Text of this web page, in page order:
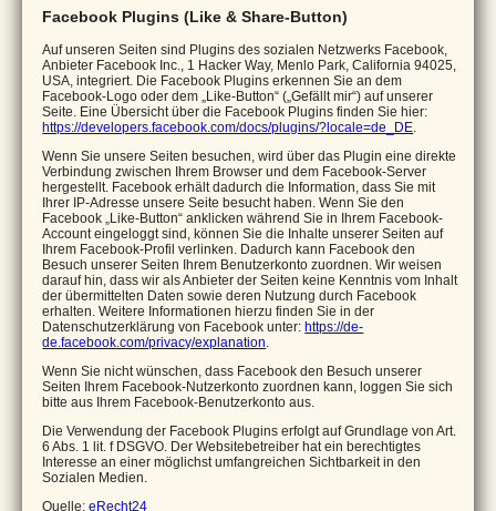
Facebook Plugins (Like & Share-Button)
Auf unseren Seiten sind Plugins des sozialen Netzwerks Facebook,
Anbieter Facebook Inc., 1 Hacker Way, Menlo Park, California 94025,
USA, integriert. Die Facebook Plugins erkennen Sie an dem
Facebook-Logo oder dem „Like-Button“ („Gefällt mir“) auf unserer
Seite. Eine Übersicht über die Facebook Plugins finden Sie hier:
https://developers.facebook.com/docs/plugins/?locale=de_DE.
Wenn Sie unsere Seiten besuchen, wird über das Plugin eine direkte
Verbindung zwischen Ihrem Browser und dem Facebook-Server
hergestellt. Facebook erhält dadurch die Information, dass Sie mit
Ihrer IP-Adresse unsere Seite besucht haben. Wenn Sie den
Facebook „Like-Button“ anklicken während Sie in Ihrem Facebook-
Account eingeloggt sind, können Sie die Inhalte unserer Seiten auf
Ihrem Facebook-Profil verlinken. Dadurch kann Facebook den
Besuch unserer Seiten Ihrem Benutzerkonto zuordnen. Wir weisen
darauf hin, dass wir als Anbieter der Seiten keine Kenntnis vom Inhalt
der übermittelten Daten sowie deren Nutzung durch Facebook
erhalten. Weitere Informationen hierzu finden Sie in der
Datenschutzerklärung von Facebook unter: https://de-
de.facebook.com/privacy/explanation.
Wenn Sie nicht wünschen, dass Facebook den Besuch unserer
Seiten Ihrem Facebook-Nutzerkonto zuordnen kann, loggen Sie sich
bitte aus Ihrem Facebook-Benutzerkonto aus.
Die Verwendung der Facebook Plugins erfolgt auf Grundlage von Art.
6 Abs. 1 lit. f DSGVO. Der Websitebetreiber hat ein berechtigtes
Interesse an einer möglichst umfangreichen Sichtbarkeit in den
Sozialen Medien.
Quelle:eRecht24